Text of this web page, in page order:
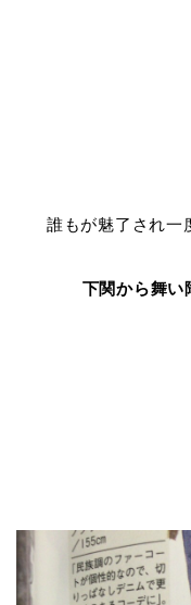
誰もが魅了され一
下関から舞